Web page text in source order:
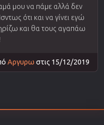
μου να πάμε αλλά δεν
ότι και να γίνει εγώ
και θα τους αγαπάω
Αργυρω στις 15/12/2019